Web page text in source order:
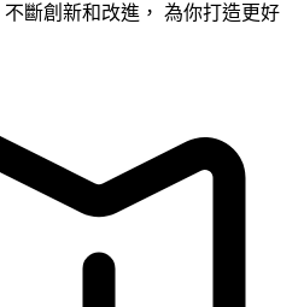
斷創新和改進， 為你打造更好